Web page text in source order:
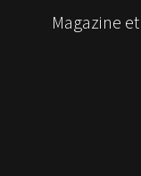
Magazine